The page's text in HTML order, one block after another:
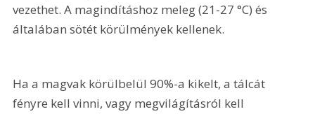
vezethet. A magindításhoz meleg (21-27 °C) és
általában sötét körülmények kellenek.
Ha a magvak körülbelül 90%-a kikelt, a tálcát
fényre kell vinni, vagy megvilágításról kell